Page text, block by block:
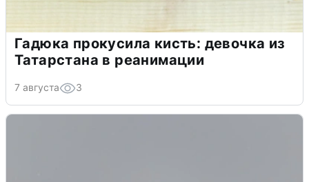
Гадюка прокусила кисть: девочка из
Татарстана в реанимации
7 августа 3